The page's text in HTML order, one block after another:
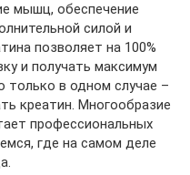
мышц, обеспечение
силой и
позволяет на 100%
и получать максимум
в одном случае –
креатин. Многообразие
профессиональных
где на самом деле